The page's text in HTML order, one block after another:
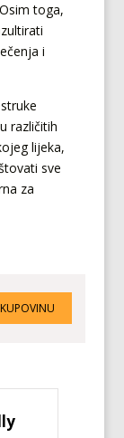
toga,
i
različitih
lijeka,
sve
za